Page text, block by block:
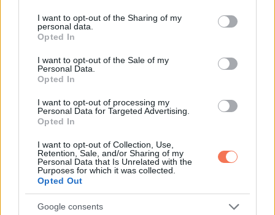
not limited to your visit or usage behaviour. You may click to
grant or deny consent to Google and its third-party tags to
use your data for below specified purposes in below Google
consent section.
I want to opt-out of the Sharing of my
personal data.
Opted In
I want to opt-out of the Sale of my
Personal Data.
Opted In
I want to opt-out of processing my
Personal Data for Targeted Advertising.
Opted In
I want to opt-out of Collection, Use,
Retention, Sale, and/or Sharing of my
Personal Data that Is Unrelated with the
Purposes for which it was collected.
Opted Out
Google consents
KÖVETKEZŐ POSZT
Kidobtam a feleségemet a raktárszobába,
anyósának. Reggel kinyitottam az ajtót, és
amit láttam, kifordította alólam a talajt…
További bejegyzések